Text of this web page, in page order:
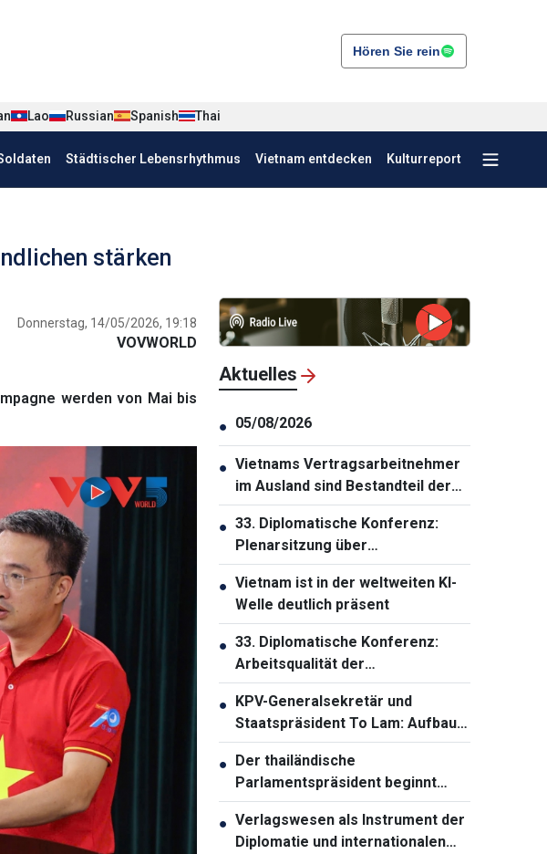
Hören Sie rein
Lao Russian Spanish Thai
Städtischer Lebensrhythmus Vietnam entdecken Kulturreport
stärken
Donnerstag, 14/05/2026, 19:18
VOVWORLD
werden von Mai bis
Aktuelles
● 05/08/2026
● Vietnams Vertragsarbeitnehmer
im Ausland sind Bestandteil der
nationalen Strategie zur
Entwicklung der
Humanressourcen
● 33. Diplomatische Konferenz:
Plenarsitzung über
Außenbeziehungen der Partei
und Volksdiplomatie
● Vietnam ist in der weltweiten KI-
Welle deutlich präsent
● 33. Diplomatische Konferenz:
Arbeitsqualität der
Auslandsvertretungen
verbessern
● KPV-Generalsekretär und
Staatspräsident To Lam: Aufbau
einer solidarischen und starken
ASEAN-Gemeinschaft
● Der thailändische
Parlamentspräsident beginnt
offiziellen Vietnam-Besuch
● Verlagswesen als Instrument der
Diplomatie und internationalen